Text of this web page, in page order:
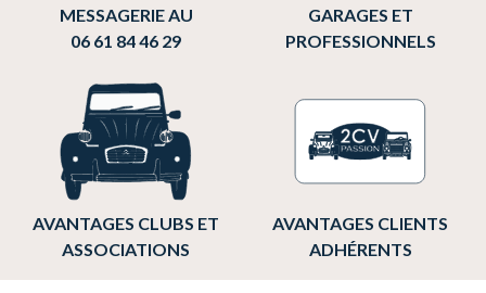
MESSAGERIE AU
06 61 84 46 29
GARAGES ET
PROFESSIONNELS
AVANTAGES CLUBS ET
ASSOCIATIONS
AVANTAGES CLIENTS
ADHÉRENTS